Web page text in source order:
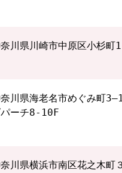
川県川崎市中原区小杉町
川県海老名市めぐみ町
パーチ8-10F
川県横浜市南区花之木町